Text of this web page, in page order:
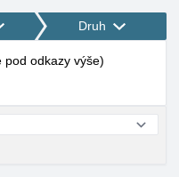
Druh
pod odkazy výše)